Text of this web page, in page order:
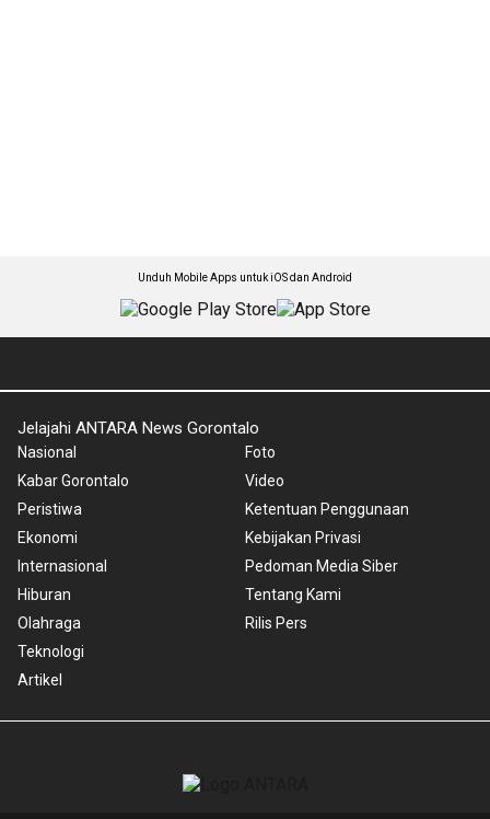
Unduh Mobile Apps untuk iOS dan Android
Jelajahi ANTARA News Gorontalo
Nasional
Kabar Gorontalo
Peristiwa
Ekonomi
Internasional
Hiburan
Olahraga
Teknologi
Artikel
Foto
Video
Ketentuan Penggunaan
Kebijakan Privasi
Pedoman Media Siber
Tentang Kami
Rilis Pers